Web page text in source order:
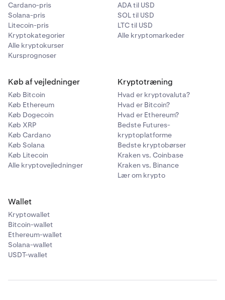
Cardano-pris
Solana-pris
Litecoin-pris
Kryptokategorier
Alle kryptokurser
Kursprognoser
ADA til USD
SOL til USD
LTC til USD
Alle kryptomarkeder
Køb af vejledninger
Køb Bitcoin
Køb Ethereum
Køb Dogecoin
Køb XRP
Køb Cardano
Køb Solana
Køb Litecoin
Alle kryptovejledninger
Kryptotræning
Hvad er kryptovaluta?
Hvad er Bitcoin?
Hvad er Ethereum?
Bedste Futures-
kryptoplatforme
Bedste kryptobørser
Kraken vs. Coinbase
Kraken vs. Binance
Lær om krypto
Wallet
Kryptowallet
Bitcoin-wallet
Ethereum-wallet
Solana-wallet
USDT-wallet